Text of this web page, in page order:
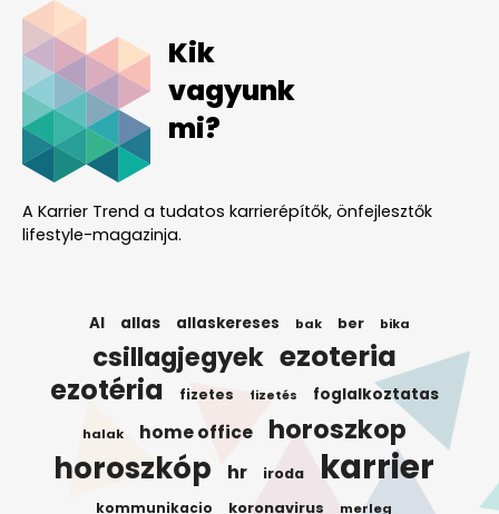
Kik
vagyunk
mi?
A Karrier Trend a tudatos karrierépítők, önfejlesztők
lifestyle-magazinja.
AI allas allaskereses bak ber bika
csillagjegyek ezoteria
ezotéria fizetes fizetés foglalkoztatas
halak home office horoszkop
horoszkóp hr iroda karrier
kommunikacio koronavirus merleg